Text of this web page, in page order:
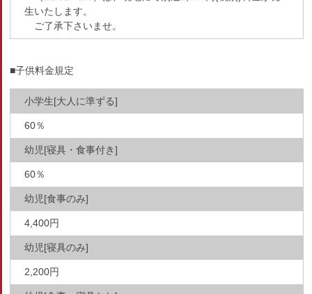
生いたします。
ご了承下さいませ。
■子供料金規定
小学生[大人に準ずる]
60％
幼児[寝具・食事付き]
60％
幼児[食事のみ]
4,400円
幼児[寝具のみ]
2,200円